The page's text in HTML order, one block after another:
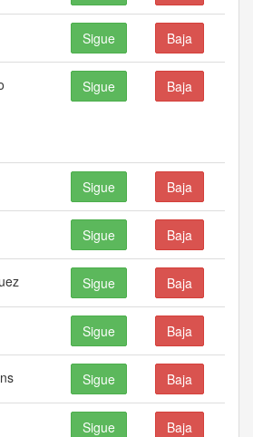
Sigue Baja
Sigue Baja
Sigue Baja
Sigue Baja
Sigue Baja
Sigue Baja
Sigue Baja
Sigue Baja